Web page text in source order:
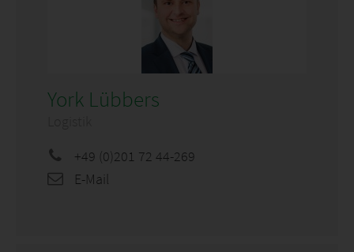
York Lübbers
+49 (0)201 72 44-269
E-Mail